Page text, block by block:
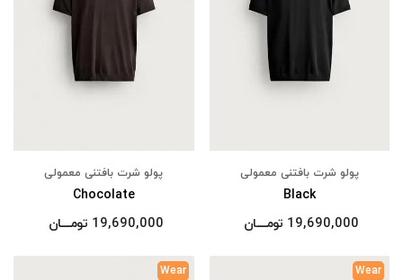
پولو شرت بافتنی معمولی
Black
19,690,000 تومــــــان
پولو شرت بافتنی معمولی
Chocolate
19,690,000 تومــــــان
Wear
Wear